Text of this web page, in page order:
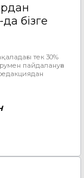
-да бізге
тек 30%
пайдалануға